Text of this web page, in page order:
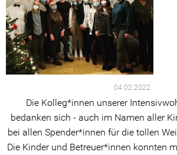
Kontakt
Lob & Kritik
Ansprechpartner
Erwachsene
Beschwerdeformular
04.02.2022
Die Kolleg*innen unserer
bedanken sich - auch im Namen aller
bei allen Spender*innen für die tollen
Die Kinder und Betreuer*innen konnten